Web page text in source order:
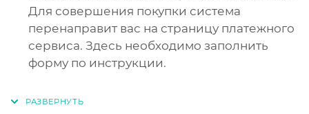
Для совершения покупки система
перенаправит вас на страницу платежного
сервиса. Здесь необходимо заполнить
форму по инструкции.